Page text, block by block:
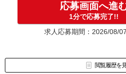
応募画面へ進
1分で応募完了!!
求人応募期間：2026/08/
閲覧履歴を